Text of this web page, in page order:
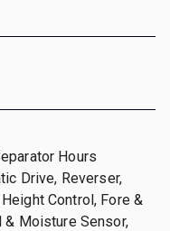
Hours
Drive, Reverser,
Control, Fore &
Moisture Sensor,